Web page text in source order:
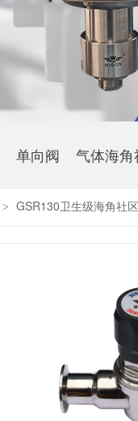
单向阀 气体海
> GSR130卫生级海角社